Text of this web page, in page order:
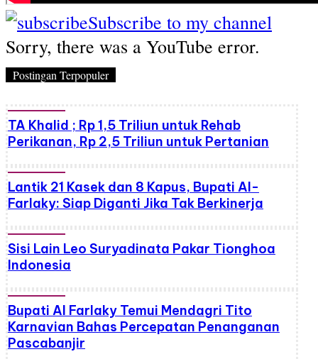
Subscribe to my channel
Sorry, there was a YouTube error.
Postingan Terpopuler
TA Khalid ; Rp 1,5 Triliun untuk Rehab
Perikanan, Rp 2,5 Triliun untuk Pertanian
Lantik 21 Kasek dan 8 Kapus, Bupati Al-
Farlaky: Siap Diganti Jika Tak Berkinerja
Sisi Lain Leo Suryadinata Pakar Tionghoa
Indonesia
Bupati Al Farlaky Temui Mendagri Tito
Karnavian Bahas Percepatan Penanganan
Pascabanjir